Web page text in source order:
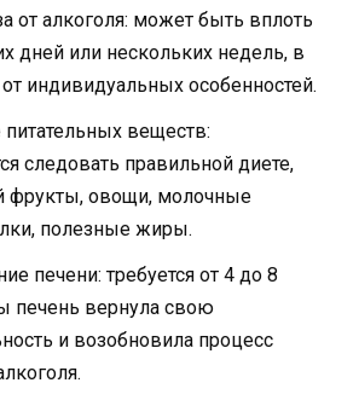
от алкоголя: может быть вплоть
дней или нескольких недель, в
индивидуальных особенностей.
веществ:
следовать правильной диете,
овощи, молочные
полезные жиры.
печени: требуется от 4 до 8
печень вернула свою
и возобновила процесс